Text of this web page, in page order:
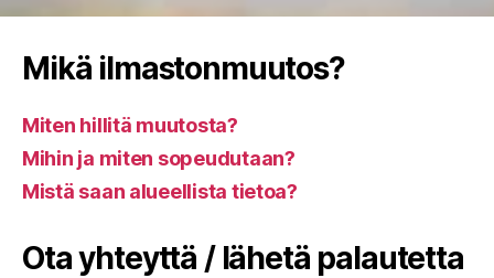
Mikä ilmastonmuutos?
Miten hillitä muutosta?
Mihin ja miten sopeudutaan?
Mistä saan alueellista tietoa?
Ota yhteyttä / lähetä palautetta